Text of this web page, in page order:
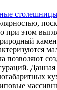
столешницы
при этом
позволяют
Данная